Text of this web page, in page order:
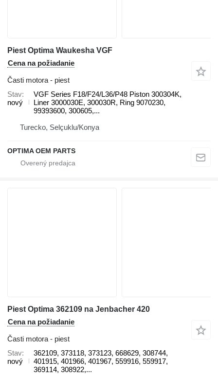
Piest Optima Waukesha VGF
Cena na požiadanie
Časti motora - piest
Stav
nový
VGF Series F18/F24/L36/P48 Piston 300304K,
Liner 3000030E, 300030R, Ring 9070230,
99393600, 300605,...
Turecko, Selçuklu/Konya
OPTIMA OEM PARTS
Piest Optima 362109 na Jenbacher 420
Cena na požiadanie
Časti motora - piest
Stav
nový
362109, 373118, 373123, 668629, 308744,
401915, 401966, 401967, 559916, 559917,
369114, 308922,...